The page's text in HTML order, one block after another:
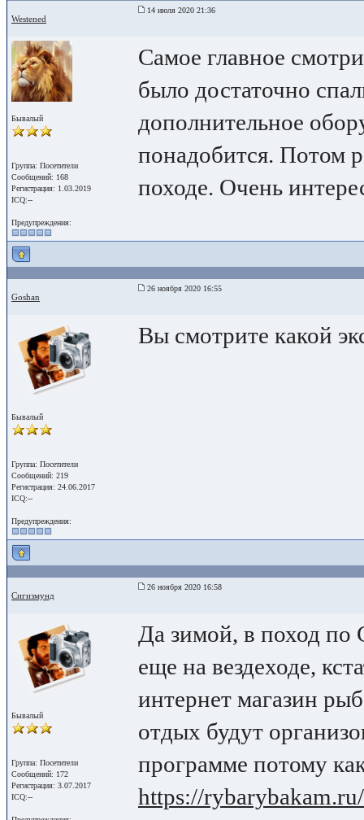
Westened
14 июля 2020 21:36
Бывалый
Группа: Посетители
Сообщений: 168
Регистрация: 1.03.2019
ICQ:--
Предупреждения:
Самое главное
было достаточно
дополнительное
понадобится. Потом
походе. Очень
Goshan
26 ноября 2020 16:55
Бывалый
Группа: Посетители
Сообщений: 219
Регистрация: 24.06.2017
ICQ:--
Предупреждения:
Вы смотрите какой
Сигизмунд
26 ноября 2020 16:58
Бывалый
Группа: Посетители
Сообщений: 172
Регистрация: 3.07.2017
ICQ:--
Да зимой, в поход по
еще на вездеходе,
интернет магазин
отдых будут
программе потому
https://rybarybakam.ru/